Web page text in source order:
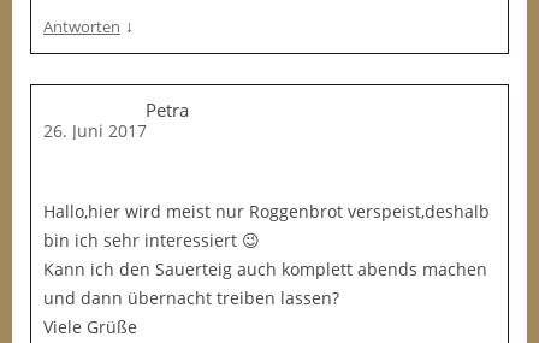
Antworten ↓
Petra
26. Juni 2017
Hallo,hier wird meist nur Roggenbrot verspeist,deshalb
bin ich sehr interessiert 😉
Kann ich den Sauerteig auch komplett abends machen
und dann übernacht treiben lassen?
Viele Grüße